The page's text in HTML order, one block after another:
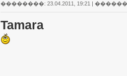
��������: 23.04.2011, 19:21 |
Tamara